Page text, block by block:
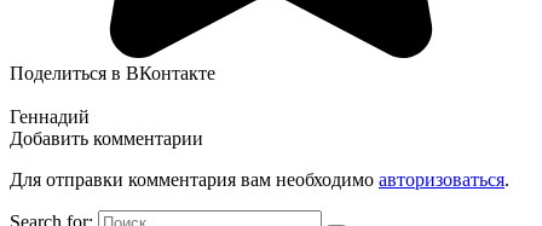
Поделиться в ВКонтакте
Геннадий
Добавить комментарии
Для отправки комментария вам необходимо авторизоваться.
Search for: